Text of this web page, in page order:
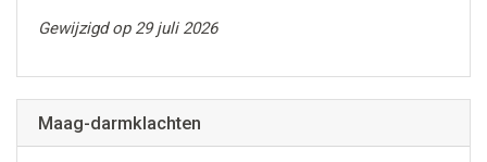
Gewijzigd op 29 juli 2026
Maag-darmklachten